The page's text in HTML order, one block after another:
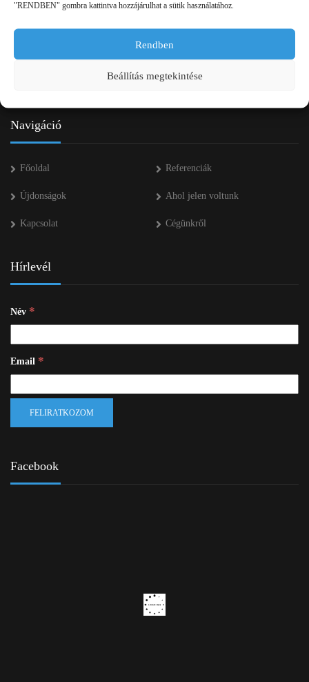
"RENDBEN" gombra kattintva hozzájárulhat a sütik használatához.
Rendben
Beállítás megtekintése
2750 Nagykőrös Alsójárás d. 1/a
+36 20 334 43 28
+36 53 552 283
Navigáció
Főoldal Referenciák
Újdonságok Ahol jelen voltunk
Kapcsolat Cégünkről
Hírlevél
Név *
Email *
Facebook